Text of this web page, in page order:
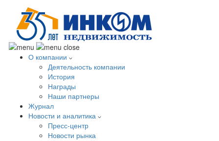
О компании
Деятельность компании
История
Награды
Наши партнеры
Журнал
Новости и аналитика
Пресс-центр
Новости рынка